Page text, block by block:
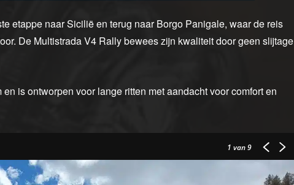
etappe naar Sicilië en terug naar Borgo Panigale, waar de reis
De Multistrada V4 Rally bewees zijn kwaliteit door geen slijtage
is ontworpen voor lange ritten met aandacht voor comfort en
1 van 9